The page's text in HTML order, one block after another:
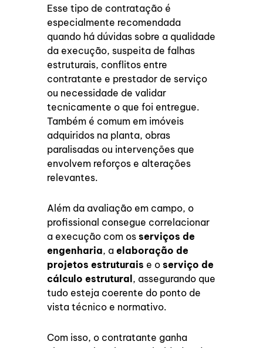
Esse tipo de contratação é
especialmente recomendada
quando há dúvidas sobre a qualidade
da execução, suspeita de falhas
estruturais, conflitos entre
contratante e prestador de serviço
ou necessidade de validar
tecnicamente o que foi entregue.
Também é comum em imóveis
adquiridos na planta, obras
paralisadas ou intervenções que
envolvem reforços e alterações
relevantes.
Além da avaliação em campo, o
profissional consegue correlacionar
a execução com osserviços de
engenharia, aelaboração de
projetos estruturais e oserviço de
cálculo estrutural , assegurando que
tudo esteja coerente do ponto de
vista técnico e normativo.
Com isso, o contratante ganha